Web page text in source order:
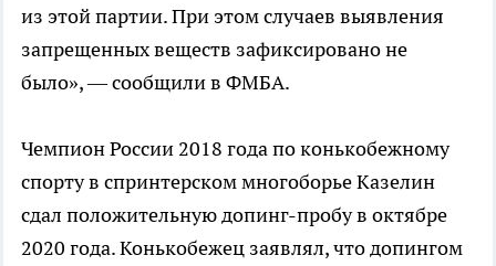
из этой партии. При этом случаев выявления
запрещенных веществ зафиксировано не
было», — сообщили в ФМБА.
Чемпион России 2018 года по конькобежному
спорту в спринтерском многоборье Казелин
сдал положительную допинг-пробу в октябре
2020 года. Конькобежец заявлял, что допингом